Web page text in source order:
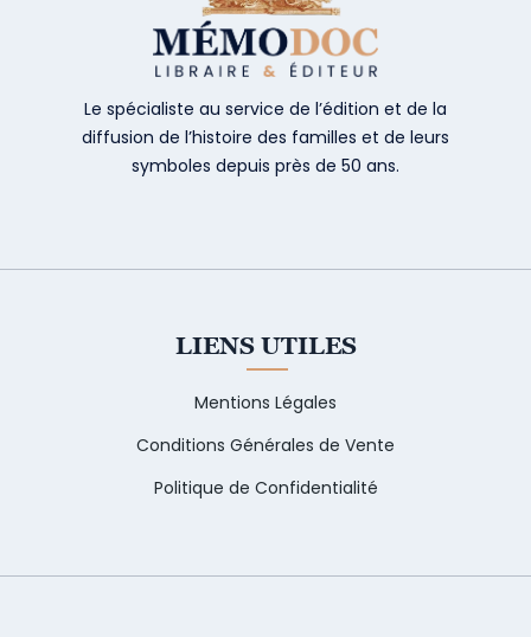
Le spécialiste au service de l’édition et de la
diffusion de l’histoire des familles et de leurs
symboles depuis près de 50 ans.
LIENS UTILES
Mentions Légales
Conditions Générales de Vente
Politique de Confidentialité